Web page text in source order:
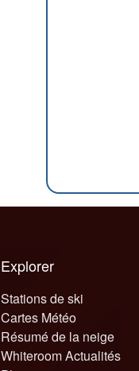
Explorer
Stations de ski
Cartes Météo
Résumé de la neige
Whiteroom Actualités